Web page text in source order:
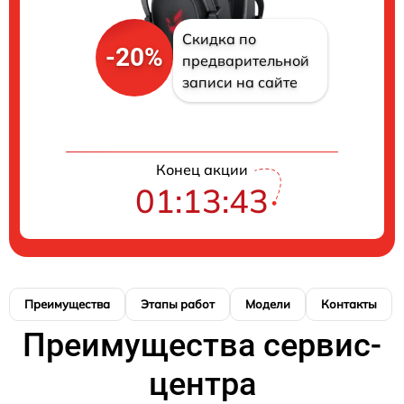
-20%
Скидка по
предварительной
записи на сайте
Конец акции
01:13:42
Преимущества Этапы работ Модели Контакты
Преимущества сервис-
центра